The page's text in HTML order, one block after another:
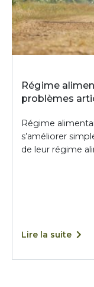
Régime
problèmes
Régime
s’améliorer
de leur régime
Lire la suite